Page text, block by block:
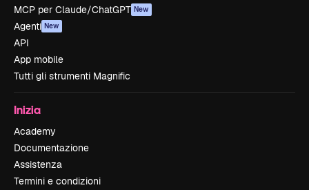
MCP per Claude/ChatGPT New
Agenti New
API
App mobile
Tutti gli strumenti Magnific
Inizia
Academy
Documentazione
Assistenza
Termini e condizioni